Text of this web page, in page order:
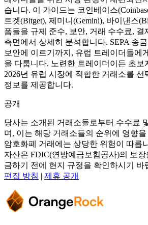
습니다. 이 가이드는 코인베이스
트겟(Bitget), 제미니(Gemini), 바이낸스
폼들을 규제 준수, 보안, 거래 수수료, 결
측면에서 상세히 분석합니다. SEPA 송
보안에 이르기까지, 유럽 트레이더들에
을 다룹니다. 노련한 트레이더이든 초보
2026년 유럽 시장에 적합한 거래소를
정보를 제공합니다.
공개
당사는 소개된 거래소들로부터 수수료
며, 이는 해당 거래소들의 순위에 영향
암호화폐 거래에는 상당한 위험이 따릅
자산은 FDIC(연방예금보험공사)의 보
금하기 전에 현지 규정을 확인하시기 바
편집 방침 | 제휴 공개